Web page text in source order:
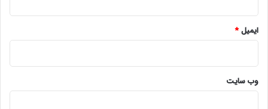
ایمیل*
وب‌ سایت